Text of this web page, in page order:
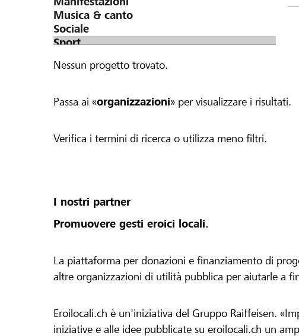
Nessun progetto trovato.
Passa ai «organizzazioni» per visualizzare i risultati.
Verifica i termini di ricerca o utilizza meno filtri.
I nostri partner
Promuovere gesti eroici locali.
La piattaforma per donazioni e finanziamento di
altre organizzazioni di utilità pubblica per aiutarle a
Eroilocali.ch è un'iniziativa del Gruppo Raiffeisen.
iniziative e alle idee pubblicate su eroilocali.ch un